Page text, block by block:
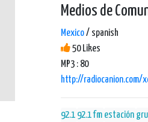
Medios de
Mexico/ spanish
50 Likes
MP3 : 80
http://radiocanion.com/
92.1 92.1 fm estación